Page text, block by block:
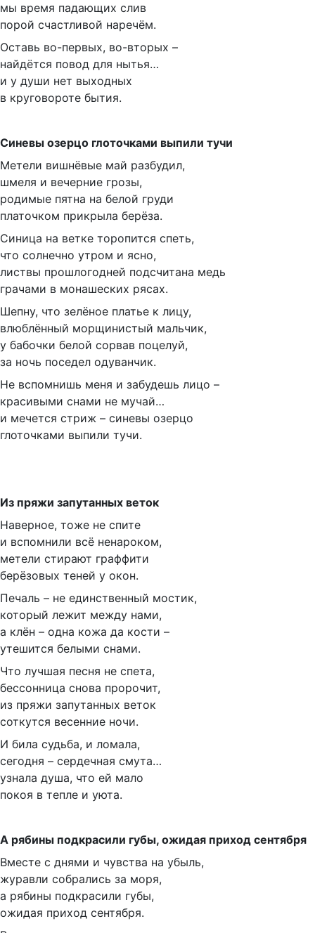
мы время падающих слив
порой счастливой наречём.
Оставь во-первых, во-вторых –
найдётся повод для нытья…
и у души нет выходных
в круговороте бытия.
Синевы озерцо глоточками выпили тучи
Метели вишнёвые май разбудил,
шмеля и вечерние грозы,
родимые пятна на белой груди
платочком прикрыла берёза.
Синица на ветке торопится спеть,
что солнечно утром и ясно,
листвы прошлогодней подсчитана медь
грачами в монашеских рясах.
Шепну, что зелёное платье к лицу,
влюблённый морщинистый мальчик,
у бабочки белой сорвав поцелуй,
за ночь поседел одуванчик.
Не вспомнишь меня и забудешь лицо –
красивыми снами не мучай…
и мечется стриж – синевы озерцо
глоточками выпили тучи.
Из пряжи запутанных веток
Наверное, тоже не спите
и вспомнили всё ненароком,
метели стирают граффити
берёзовых теней у окон.
Печаль – не единственный мостик,
который лежит между нами,
а клён – одна кожа да кости –
утешится белыми снами.
Что лучшая песня не спета,
бессонница снова пророчит,
из пряжи запутанных веток
соткутся весенние ночи.
И била судьба, и ломала,
сегодня – сердечная смута…
узнала душа, что ей мало
покоя в тепле и уюта.
А рябины подкрасили губы, ожидая приход сентября
Вместе с днями и чувства на убыль,
журавли собрались за моря,
а рябины подкрасили губы,
ожидая приход сентября.